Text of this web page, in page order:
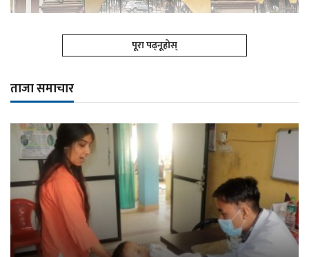
पूरा पढ्नूहोस्
ताजा समाचार